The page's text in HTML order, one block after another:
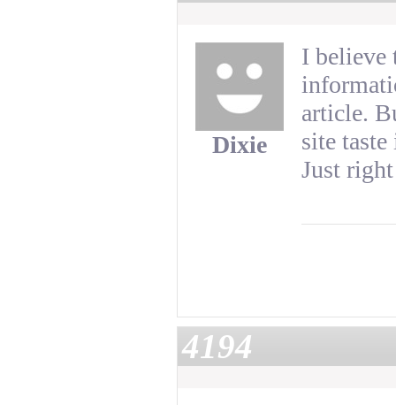
Dixie
I believe
article.
site
Just
4194